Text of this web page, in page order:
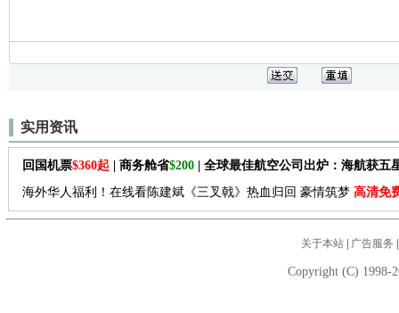
实用资讯
回国机票$360起 | 商务舱省$200 | 全球最佳航空公司出炉：海航获五
海外华人福利！在线看陈建斌《三叉戟》热血归回 豪情筑梦 高清免
关于本站| 广告服务
Copyright (C) 1998-